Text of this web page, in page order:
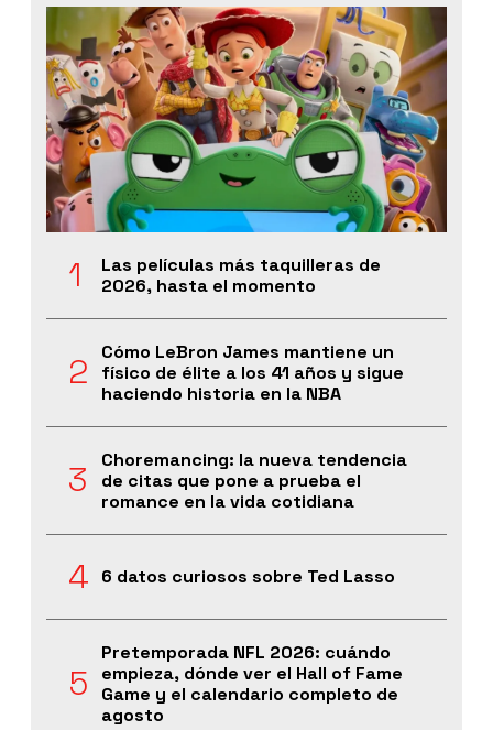
Las películas más taquilleras de
2026, hasta el momento
Cómo LeBron James mantiene un
físico de élite a los 41 años y sigue
haciendo historia en la NBA
Choremancing: la nueva tendencia
de citas que pone a prueba el
romance en la vida cotidiana
6 datos curiosos sobre Ted Lasso
Pretemporada NFL 2026: cuándo
empieza, dónde ver el Hall of Fame
Game y el calendario completo de
agosto